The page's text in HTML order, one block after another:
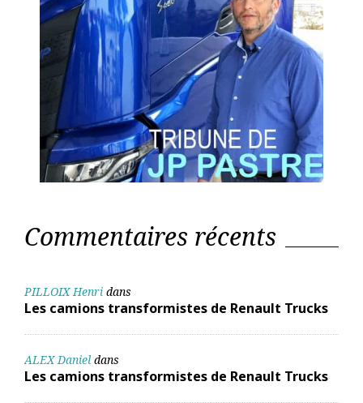
Commentaires récents
PILLOIX Henri dans
Les camions transformistes de Renault Trucks
ALEX Daniel dans
Les camions transformistes de Renault Trucks